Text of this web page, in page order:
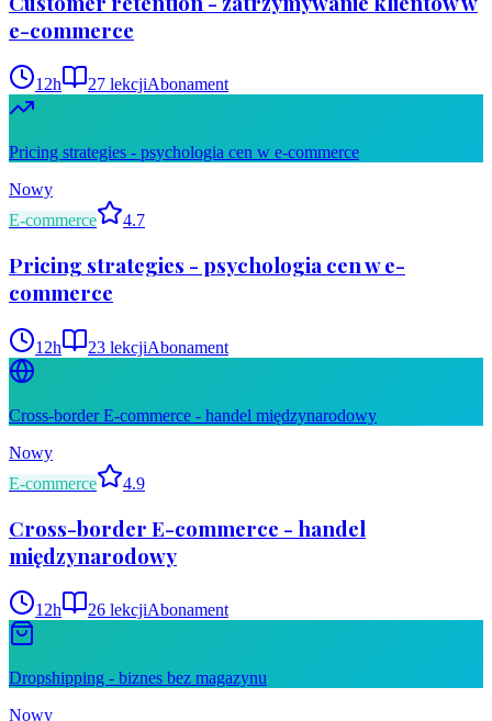
e-commerce
12h 27 lekcjiAbonament
Pricing strategies - psychologia cen w e-commerce
Nowy
E-commerce
4.7
Pricing strategies - psychologia cen w e-
commerce
12h 23 lekcjiAbonament
Cross-border E-commerce - handel międzynarodowy
Nowy
E-commerce
4.9
Cross-border E-commerce - handel
międzynarodowy
12h 26 lekcjiAbonament
Dropshipping - biznes bez magazynu
Nowy